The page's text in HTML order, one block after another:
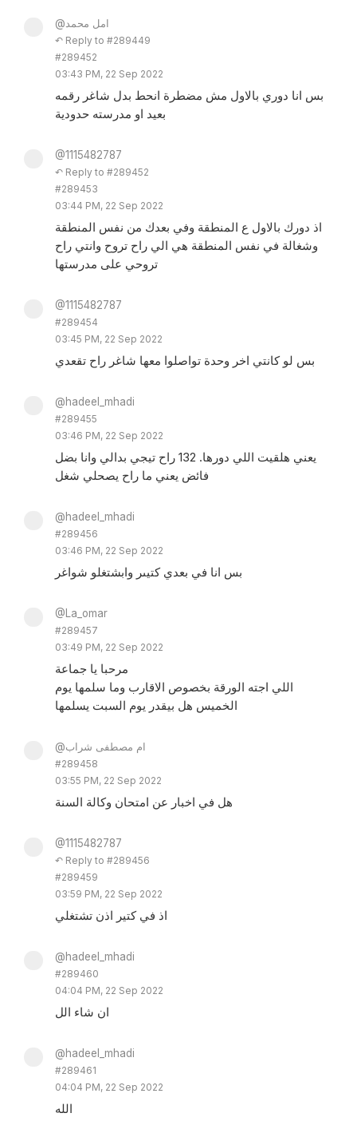
@امل محمد
↶ Reply to #289449
#289452
03:43 PM, 22 Sep 2022
بس انا دوري بالاول مش مضطرة انحط بدل شاغر رقمه
بعيد او مدرسته حدودية
@1115482787
↶ Reply to #289452
#289453
03:44 PM, 22 Sep 2022
اذ دورك بالاول ع المنطقة وفي بعدك من نفس المنطقة
وشغالة في نفس المنطقة هي الي راح تروح وانتي راح
تروحي على مدرستها
@1115482787
#289454
03:45 PM, 22 Sep 2022
بس لو كانتي اخر وحدة تواصلوا معها شاغر راح تقعدي
@hadeel_mhadi
#289455
03:46 PM, 22 Sep 2022
يعني هلقيت اللي دورها. 132 راح تيجي بدالي وانا بضل
فائض يعني ما راح يصحلي شغل
@hadeel_mhadi
#289456
03:46 PM, 22 Sep 2022
بس انا في بعدي كتيىر وابشتغلو شواغر
@La_omar
#289457
03:49 PM, 22 Sep 2022
مرحبا يا جماعة
اللي اجته الورقة بخصوص الاقارب وما سلمها يوم
الخميس هل بيقدر يوم السبت يسلمها
@ام مصطفى شراب
#289458
03:55 PM, 22 Sep 2022
هل في اخبار عن امتحان وكالة السنة
@1115482787
↶ Reply to #289456
#289459
03:59 PM, 22 Sep 2022
اذ في كتير اذن تشتغلي
@hadeel_mhadi
#289460
04:04 PM, 22 Sep 2022
ان شاء الل
@hadeel_mhadi
#289461
04:04 PM, 22 Sep 2022
الله